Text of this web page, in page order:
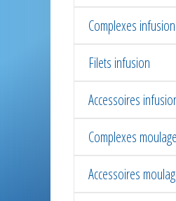
Complexes
Filets infusion
Accessoires
Complexes
Accessoires